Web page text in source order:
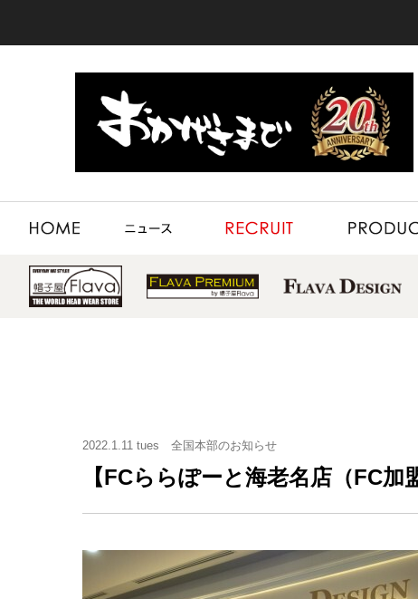
2022.1.11 tues 全国本部のお知らせ
【FCららぽーと海老名店（FC加